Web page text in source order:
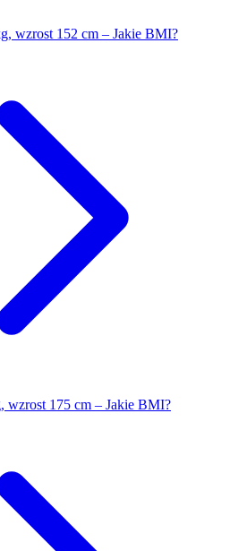
wzrost 152 cm – Jakie BMI?
wzrost 175 cm – Jakie BMI?